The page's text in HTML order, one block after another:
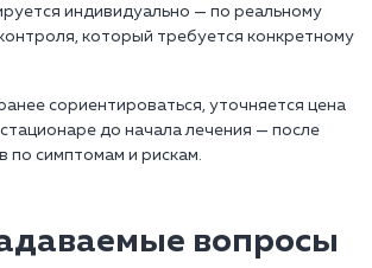
индивидуально — по реальному
который требуется конкретному
сориентироваться, уточняется цена
до начала лечения — после
по симптомам и рискам.
вопросы